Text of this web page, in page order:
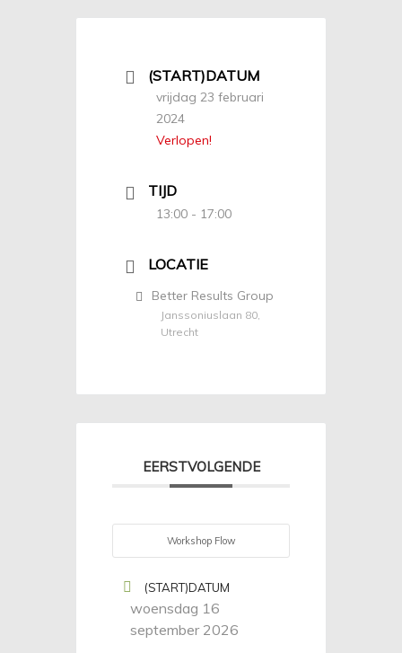
(START)DATUM
vrijdag 23 februari
2024
Verlopen!
TIJD
13:00 - 17:00
LOCATIE
Better Results Group
Janssoniuslaan 80,
Utrecht
EERSTVOLGENDE
Workshop Flow
(START)DATUM
woensdag 16
september 2026